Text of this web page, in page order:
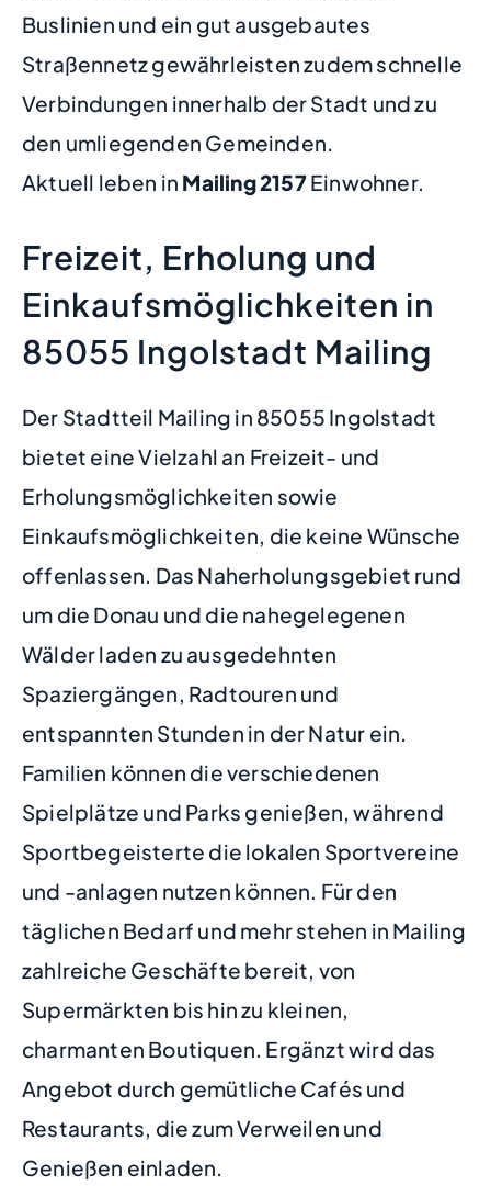
Buslinien und ein gut ausgebautes
Straßennetz gewährleisten zudem schnelle
Verbindungen innerhalb der Stadt und zu
den umliegenden Gemeinden.
Aktuell leben in Mailing2157Einwohner.
Freizeit, Erholung und
Einkaufsmöglichkeiten in
85055 Ingolstadt Mailing
Der Stadtteil Mailing in 85055 Ingolstadt
bietet eine Vielzahl an Freizeit- und
Erholungsmöglichkeiten sowie
Einkaufsmöglichkeiten, die keine Wünsche
offenlassen. Das Naherholungsgebiet rund
um die Donau und die nahegelegenen
Wälder laden zu ausgedehnten
Spaziergängen, Radtouren und
entspannten Stunden in der Natur ein.
Familien können die verschiedenen
Spielplätze und Parks genießen, während
Sportbegeisterte die lokalen Sportvereine
und -anlagen nutzen können. Für den
täglichen Bedarf und mehr stehen in Mailing
zahlreiche Geschäfte bereit, von
Supermärkten bis hin zu kleinen,
charmanten Boutiquen. Ergänzt wird das
Angebot durch gemütliche Cafés und
Restaurants, die zum Verweilen und
Genießen einladen.